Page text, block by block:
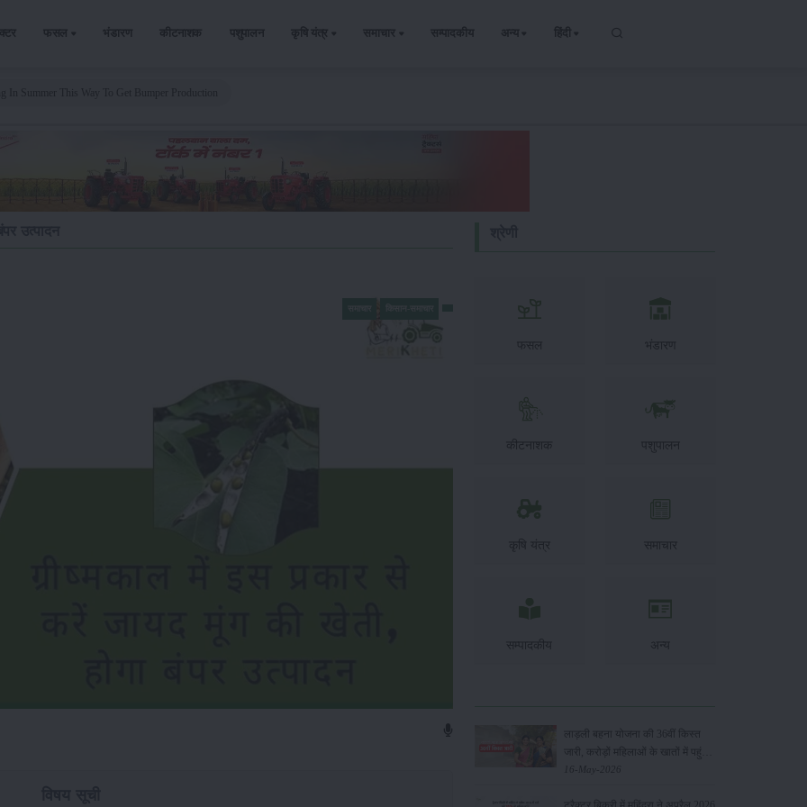
फसल भंडारण कीटनाशक पशुपालन कृषि यंत्र समाचार सम्पादकीय अन्य हिंदी
फसल भंडारण
कीटनाशक पशुपालन
कृषि यंत्र समाचार
सम्पादकीय अन्य
लाड़ली बहना योजना की 36वीं किस्त
जारी, करोड़ों महिलाओं के खातों में पहुंचे
1500 रुपये
16-May-2026